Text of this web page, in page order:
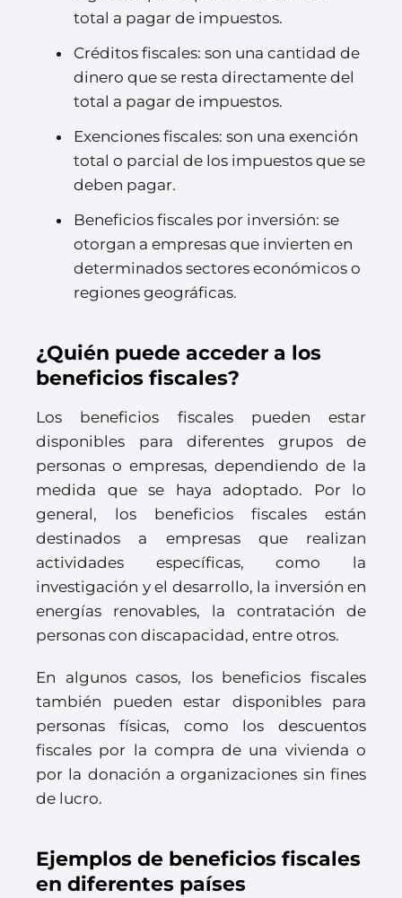
total a pagar de impuestos.
Créditos fiscales: son una cantidad de
dinero que se resta directamente del
total a pagar de impuestos.
Exenciones fiscales: son una exención
total o parcial de los impuestos que se
deben pagar.
Beneficios fiscales por inversión: se
otorgan a empresas que invierten en
determinados sectores económicos o
regiones geográficas.
¿Quién puede acceder a los
beneficios fiscales?
Los beneficios fiscales pueden estar
disponibles para diferentes grupos de
personas o empresas, dependiendo de la
medida que se haya adoptado. Por lo
general, los beneficios fiscales están
destinados a empresas que realizan
actividades específicas, como la
investigación y el desarrollo, la inversión en
energías renovables, la contratación de
personas con discapacidad, entre otros.
En algunos casos, los beneficios fiscales
también pueden estar disponibles para
personas físicas, como los descuentos
fiscales por la compra de una vivienda o
por la donación a organizaciones sin fines
de lucro.
Ejemplos de beneficios fiscales
en diferentes países